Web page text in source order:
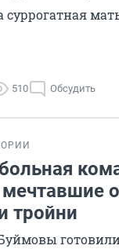
510 Обсудить
тройни